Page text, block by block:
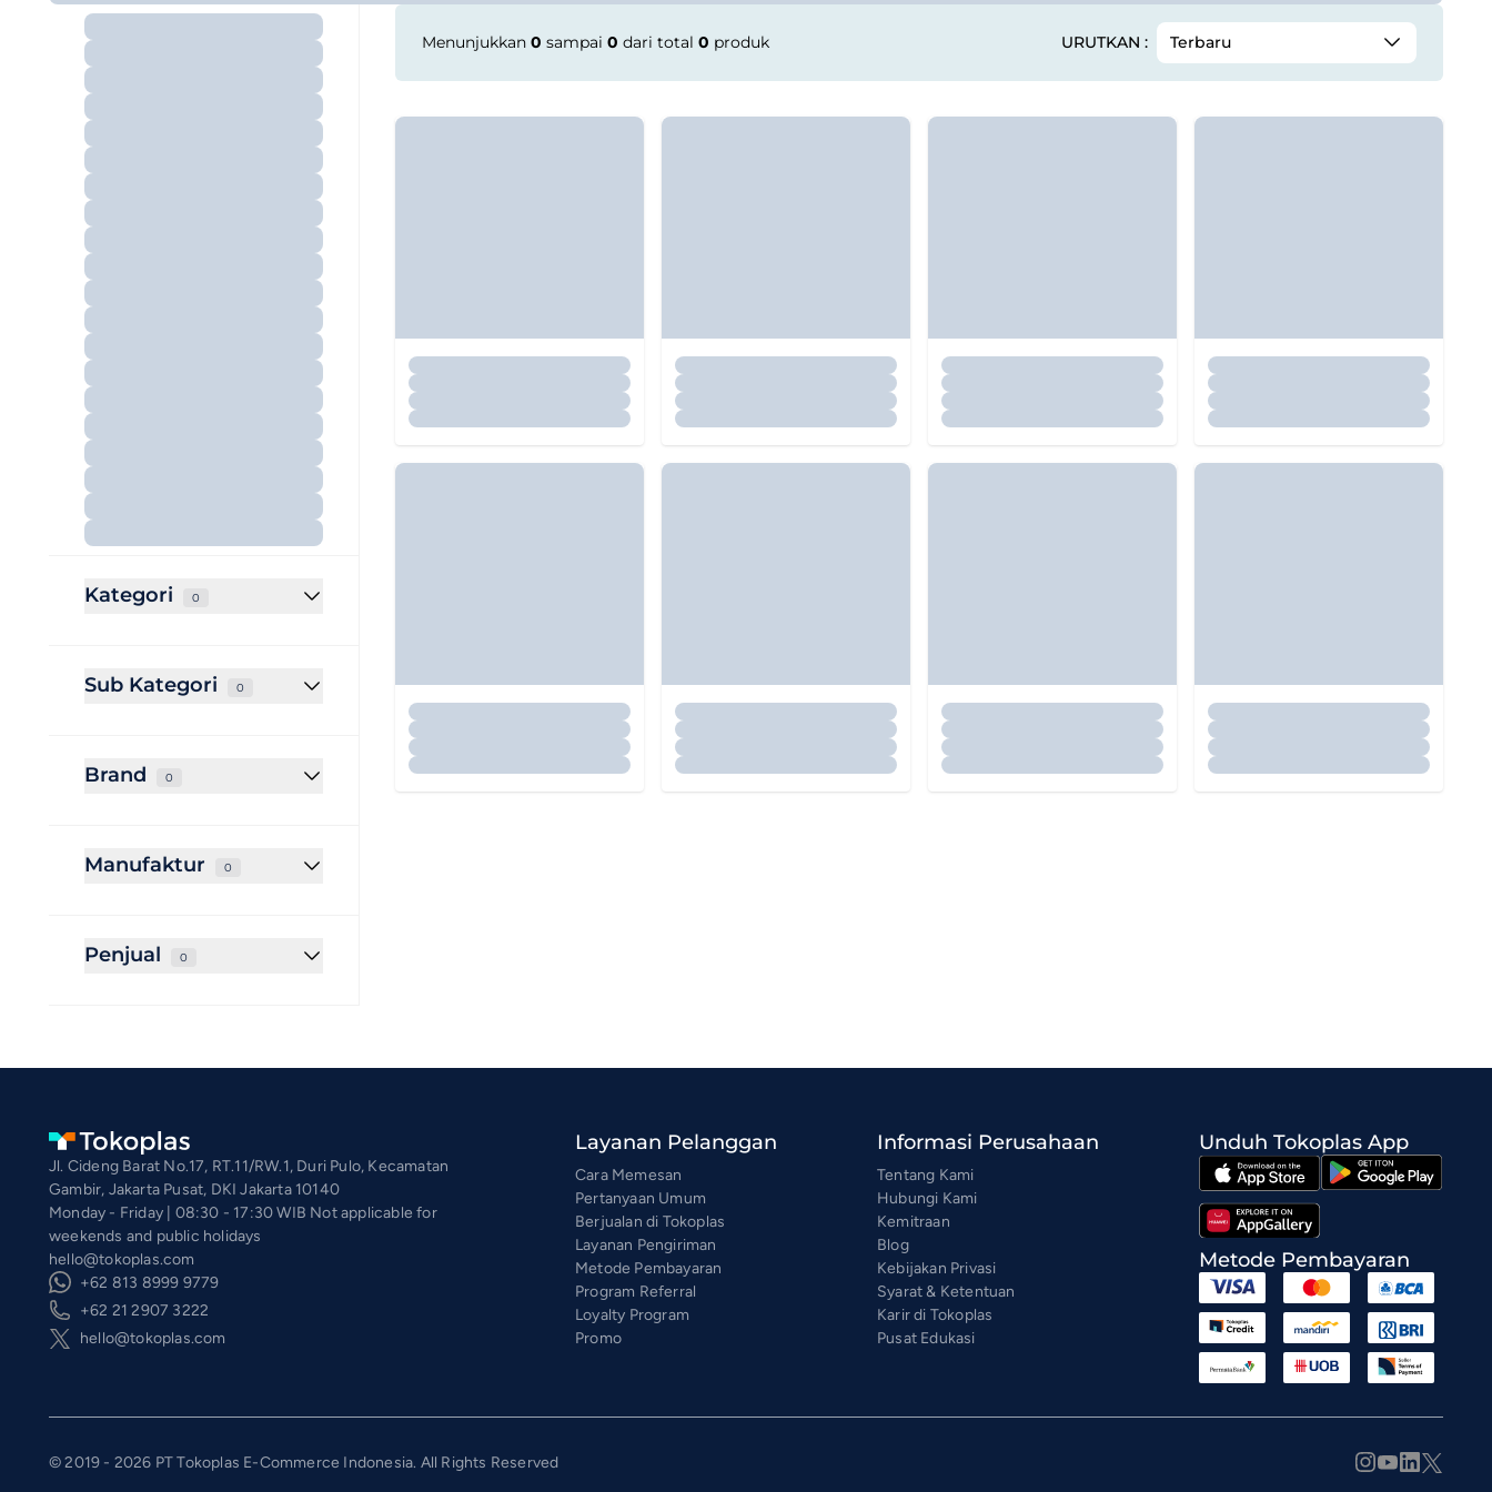
Kategori 0
Sub Kategori 0
Brand 0
Manufaktur 0
Penjual 0
Menunjukkan 0 sampai 0 dari total 0 produk URUTKAN : Terbaru
Jl. Cideng Barat No.17, RT.11/RW.1, Duri Pulo, Kecamatan
Gambir, Jakarta Pusat, DKI Jakarta 10140
Monday - Friday | 08:30 - 17:30 WIB Not applicable for
weekends and public holidays
hello@tokoplas.com
+62 813 8999 9779
+62 21 2907 3222
hello@tokoplas.com
Layanan Pelanggan
Cara Memesan
Pertanyaan Umum
Berjualan di Tokoplas
Layanan Pengiriman
Metode Pembayaran
Program Referral
Loyalty Program
Promo
Informasi Perusahaan
Tentang Kami
Hubungi Kami
Kemitraan
Blog
Kebijakan Privasi
Syarat & Ketentuan
Karir di Tokoplas
Pusat Edukasi
Unduh Tokoplas App
Metode Pembayaran
© 2019 - 2026 PT Tokoplas E-Commerce Indonesia. All Rights Reserved